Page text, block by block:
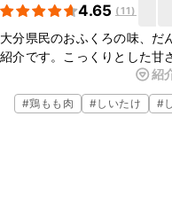
4.65 (11)
大分県民のおふくろの味、だ
紹介です。こっくりとした甘
旨味が汁に染み出した優しい
リュームがあるので、お腹も
紹
#鶏もも肉 #しいたけ #